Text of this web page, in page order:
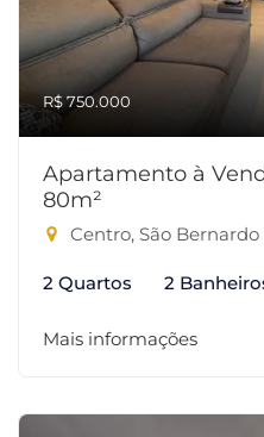
R$ 750.000
Apartamento à
80m²
Centro, São
2 Quartos 2
Mais informações